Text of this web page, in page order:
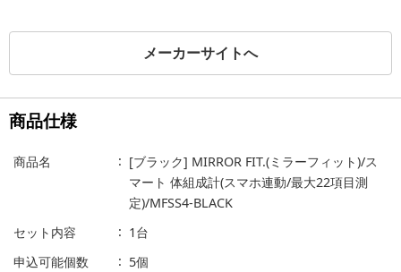
メーカーサイトへ
商品仕様
商品名
[ブラック] MIRROR FIT.(ミラーフィット)/ス
マート 体組成計(スマホ連動/最大22項目測
定)/MFSS4-BLACK
セット内容
1台
申込可能個数
5個